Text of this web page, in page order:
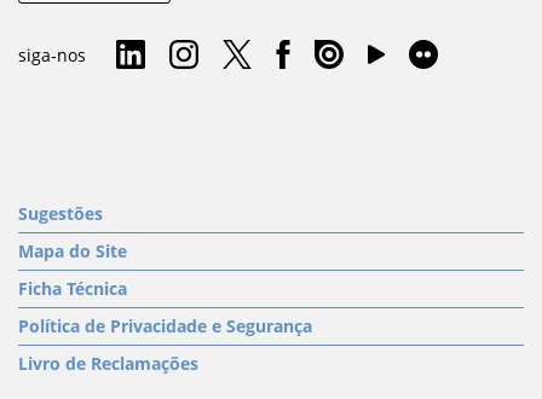
siga-nos
Sugestões
Mapa do Site
Ficha Técnica
Política de Privacidade e Segurança
Livro de Reclamações